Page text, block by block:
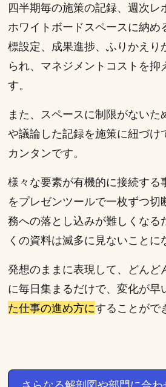
四半期毎の施策の記録、週次レ
ホワイトボードスペースに納め
標設定、成果進捗、ふりかえり
られ、マネジメントコストを抑
す。
また、スペースに制限がないた
や議論した記録を施策に紐づけ
カンタンです。
様々な要素が有機的に接続する
をプレゼンツールで一枚ずつ切
務への落とし込みが難しくなる
くの資料は滅多に見ないことに
発想のままに表現して、どん
に毎日集まるだけで、変化が早
た仕事の進め方にすることがで